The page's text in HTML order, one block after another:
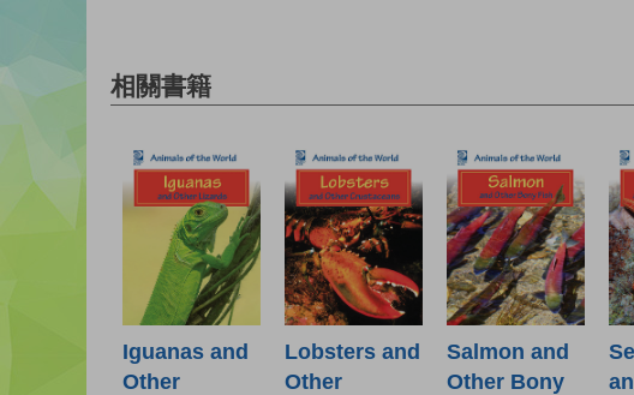
相關書籍
Iguanas and
Other
Lobsters and
Other
Salmon and
Other Bony